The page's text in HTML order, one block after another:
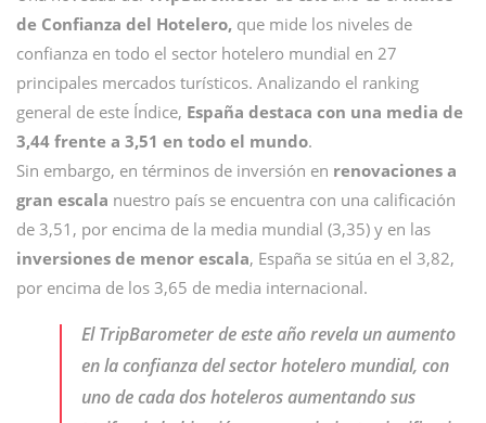
de Confianza del Hotelero, que mide los niveles de
confianza en todo el sector hotelero mundial en 27
principales mercados turísticos. Analizando el ranking
general de este Índice, España destaca con una media de
3,44 frente a 3,51 en todo el mundo.
Sin embargo, en términos de inversión en renovaciones a
gran escala nuestro país se encuentra con una calificación
de 3,51, por encima de la media mundial (3,35) y en las
inversiones de menor escala, España se sitúa en el 3,82,
por encima de los 3,65 de media internacional.
El TripBarometer de este año revela un aumento
en la confianza del sector hotelero mundial, con
uno de cada dos hoteleros aumentando sus